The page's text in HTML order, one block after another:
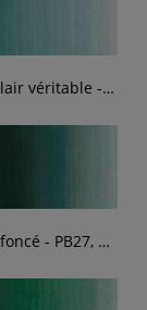
Vert cobalt clair véritable - PG19
Vert anglais foncé - PB27, PY154, PG7